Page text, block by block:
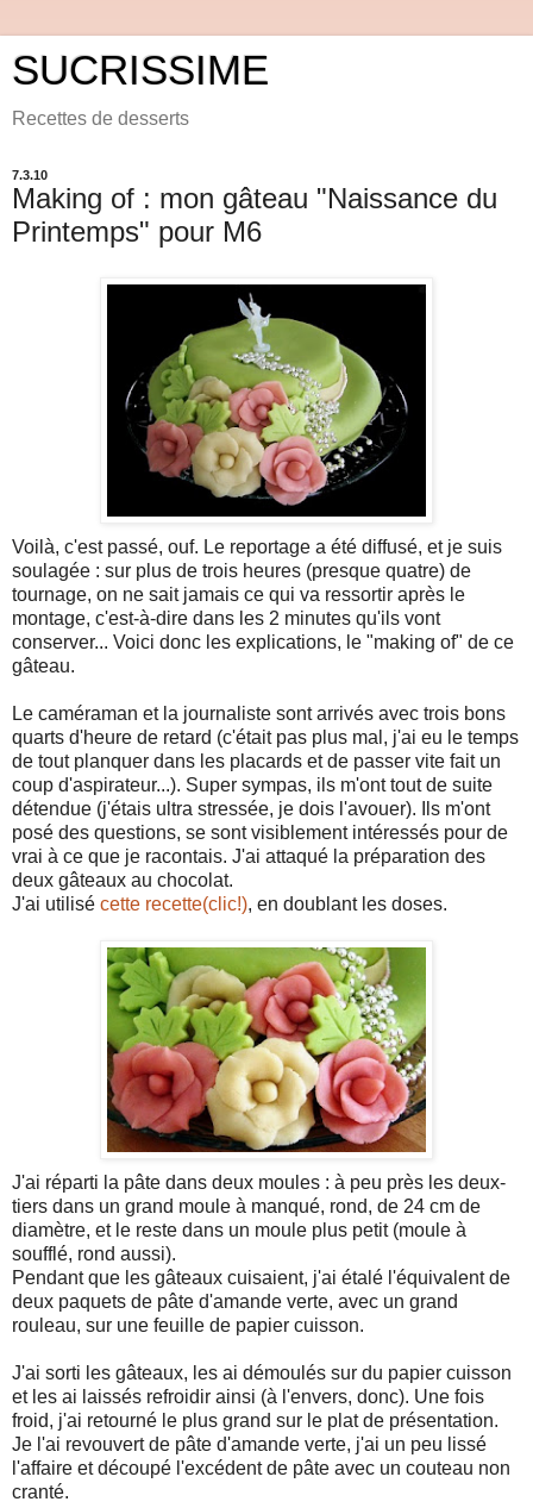
SUCRISSIME
Recettes de desserts
7.3.10
Making of : mon gâteau "Naissance du
Printemps" pour M6
Voilà, c'est passé, ouf. Le reportage a été diffusé, et je suis
soulagée : sur plus de trois heures (presque quatre) de
tournage, on ne sait jamais ce qui va ressortir après le
montage, c'est-à-dire dans les 2 minutes qu'ils vont
conserver... Voici donc les explications, le "making of" de ce
gâteau.
Le caméraman et la journaliste sont arrivés avec trois bons
quarts d'heure de retard (c'était pas plus mal, j'ai eu le temps
de tout planquer dans les placards et de passer vite fait un
coup d'aspirateur...). Super sympas, ils m'ont tout de suite
détendue (j'étais ultra stressée, je dois l'avouer). Ils m'ont
posé des questions, se sont visiblement intéressés pour de
vrai à ce que je racontais. J'ai attaqué la préparation des
deux gâteaux au chocolat.
J'ai utilisé cette recette(clic!), en doublant les doses.
J'ai réparti la pâte dans deux moules : à peu près les deux-
tiers dans un grand moule à manqué, rond, de 24 cm de
diamètre, et le reste dans un moule plus petit (moule à
soufflé, rond aussi).
Pendant que les gâteaux cuisaient, j'ai étalé l'équivalent de
deux paquets de pâte d'amande verte, avec un grand
rouleau, sur une feuille de papier cuisson.
J'ai sorti les gâteaux, les ai démoulés sur du papier cuisson
et les ai laissés refroidir ainsi (à l'envers, donc). Une fois
froid, j'ai retourné le plus grand sur le plat de présentation.
Je l'ai revouvert de pâte d'amande verte, j'ai un peu lissé
l'affaire et découpé l'excédent de pâte avec un couteau non
cranté.